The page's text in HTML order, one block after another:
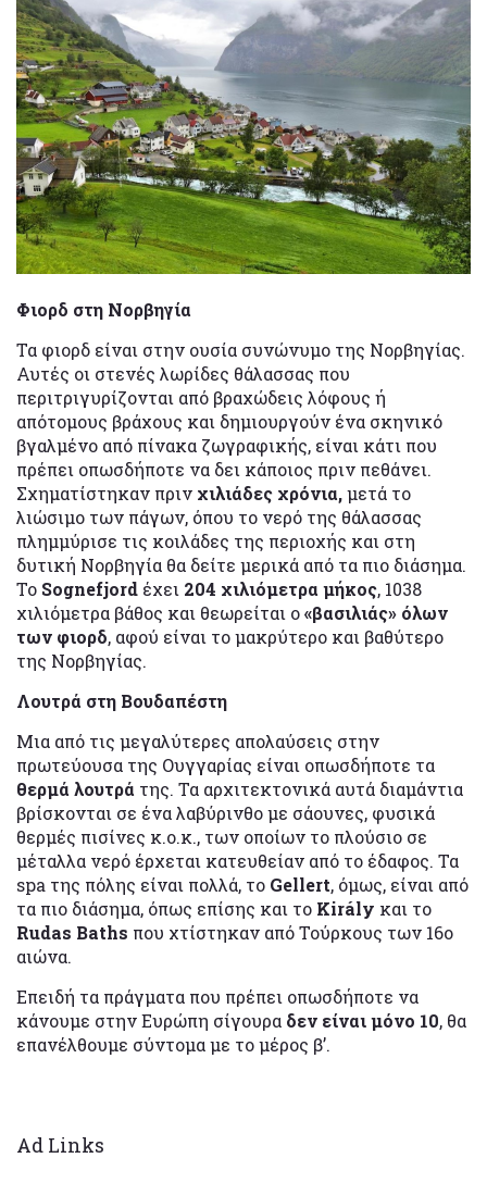
Φιορδ στη Νορβηγία
Τα φιορδ είναι στην ουσία συνώνυμο της Νορβηγίας.
Αυτές οι στενές λωρίδες θάλασσας που
περιτριγυρίζονται από βραχώδεις λόφους ή
απότομους βράχους και δημιουργούν ένα σκηνικό
βγαλμένο από πίνακα ζωγραφικής, είναι κάτι που
πρέπει οπωσδήποτε να δει κάποιος πριν πεθάνει.
Σχηματίστηκαν πριν χιλιάδες χρόνια,μετά το
λιώσιμο των πάγων, όπου το νερό της θάλασσας
πλημμύρισε τις κοιλάδες της περιοχής και στη
δυτική Νορβηγία θα δείτε μερικά από τα πιο διάσημα.
Το Sognefjord έχει 204 χιλιόμετρα μήκος, 1038
χιλιόμετρα βάθος και θεωρείται ο«βασιλιάς» όλων
των φιορδ, αφού είναι το μακρύτερο και βαθύτερο
της Νορβηγίας.
Λουτρά στη Βουδαπέστη
Μια από τις μεγαλύτερες απολαύσεις στην
πρωτεύουσα της Ουγγαρίας είναι οπωσδήποτε τα
θερμά λουτρά της. Τα αρχιτεκτονικά αυτά διαμάντια
βρίσκονται σε ένα λαβύρινθο με σάουνες, φυσικά
θερμές πισίνες κ.ο.κ., των οποίων το πλούσιο σε
μέταλλα νερό έρχεται κατευθείαν από το έδαφος. Τα
spa της πόλης είναι πολλά, το Gellert, όμως, είναι από
τα πιο διάσημα, όπως επίσης και το Király και το
Rudas Baths που χτίστηκαν από Τούρκους των 16ο
αιώνα.
Επειδή τα πράγματα που πρέπει οπωσδήποτε να
κάνουμε στην Ευρώπη σίγουρα δεν είναι μόνο 10, θα
επανέλθουμε σύντομα με το μέρος β’.
Ad Links